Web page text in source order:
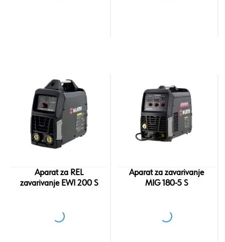
Aparat za REL
zavarivanje EWI 200 S
Aparat za zavarivanje
MIG 180-5 S